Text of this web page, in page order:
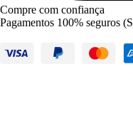
Compre com confiança
Pagamentos 100% seguros